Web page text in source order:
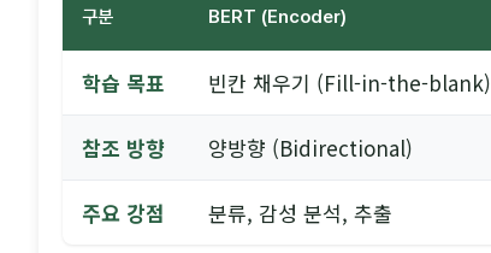
구분 BERT (Encoder)
학습 목표 빈칸 채우기 (Fill-in-the-blank)
참조 방향 양방향 (Bidirectional)
주요 강점 분류, 감성 분석, 추출